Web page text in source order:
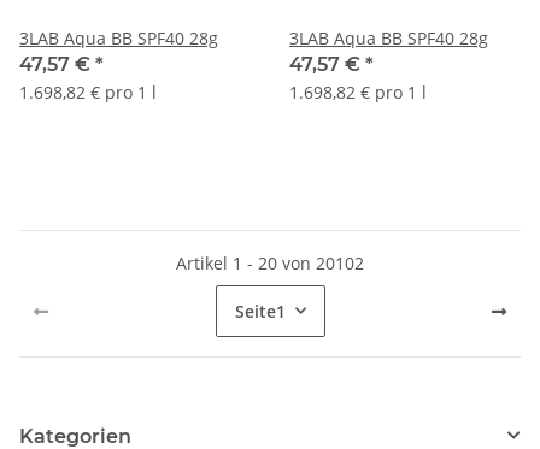
3LAB Aqua BB SPF40 28g
47,57 € *
1.698,82 € pro 1 l
3LAB Aqua BB SPF40 28g
47,57 € *
1.698,82 € pro 1 l
Artikel 1 - 20 von 20102
Seite1
Kategorien